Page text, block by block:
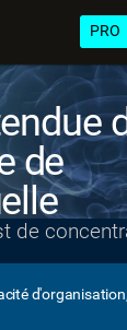
PRO
de
de